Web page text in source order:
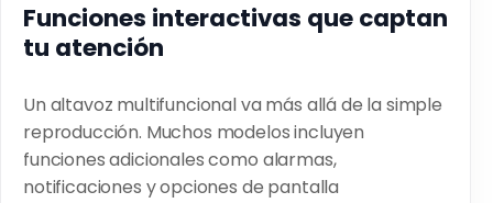
Funciones interactivas que captan
tu atención
Un altavoz multifuncional va más allá de la simple
reproducción. Muchos modelos incluyen
funciones adicionales como alarmas,
notificaciones y opciones de pantalla